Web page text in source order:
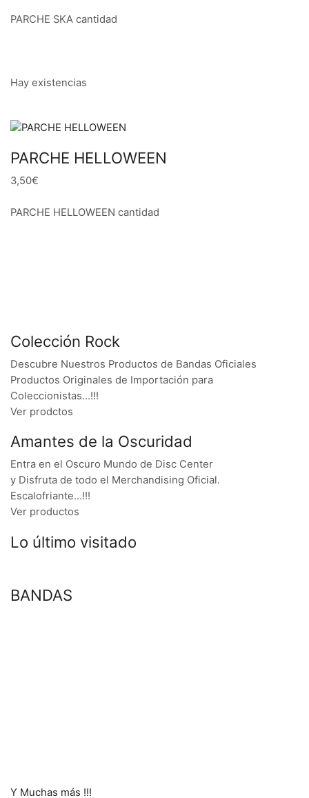
PARCHE SKA cantidad
Hay existencias
PARCHE HELLOWEEN
3,50€
PARCHE HELLOWEEN cantidad
Colección Rock
Descubre Nuestros Productos de Bandas Oficiales
Productos Originales de Importación para
Coleccionistas…!!!
Ver prodctos
Amantes de la Oscuridad
Entra en el Oscuro Mundo de Disc Center
y Disfruta de todo el Merchandising Oficial.
Escalofriante…!!!
Ver productos
Lo último visitado
BANDAS
Y Muchas más !!!